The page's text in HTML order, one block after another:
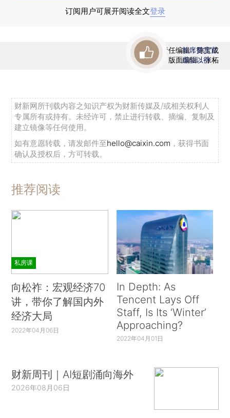
法院司法标准化取得成功的经验，可以归纳为三
对高憬宏主编的《人民法院司法标准化理论与
对于冤假错案的发生，高憬宏曾表示，一个重
要原因是对证据的审查判断出现错误：一是对证据
能力把握有误，导致非法证据没有得到排除；二是
对证明标准把握有误，导致在没有达到证据确实充
证明标准均正确把握，但是没有坚持证据裁判原
则，放弃了依法裁判的底线。
高憬宏还曾编著或合著《经济犯罪大案点评》
《人民法院刑事诉讼实务》等书，其文章《大数据
背景下推进司法公开的理性思考》曾获最高法院
《中国审判》杂志社“涪陵杯”征文比赛特等奖。
附：高憬宏简历
男，汉族，1959年8月生，辽宁凌源人，1983
年12月加入中国共产党，1985年8月参加工作，吉
学博士，二级大法官。
研究室书记员、助理审判员、刑事处副处长、审判
订阅用户可展开阅读全文登录
责任编辑：陈宝成
版面编辑：张柘
首席赞赏官
虚位以待
财新网所刊载内容之知识产权为财新传媒及/或相关权利人
专属所有或持有。未经许可，禁止进行转载、摘编、复制及
建立镜像等任何使用。
如有意愿转载，请发邮件至hello@caixin.com ，获得书面
确认及授权后，方可转载。
推荐阅读
私房课
向松祚：宏观经济70
讲，带你了解国内外
经济大局
2022年04月06日
In Depth: As
Tencent Lays Off
Staff, Is Its ‘Winter’
Approaching?
2022年04月01日
财新周刊｜AI短剧涌向海外
2026年08月06日